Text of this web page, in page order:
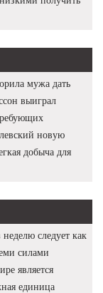
мужа дать
выиграл
новую
добыча для
неделю следует как
силами
является
единица